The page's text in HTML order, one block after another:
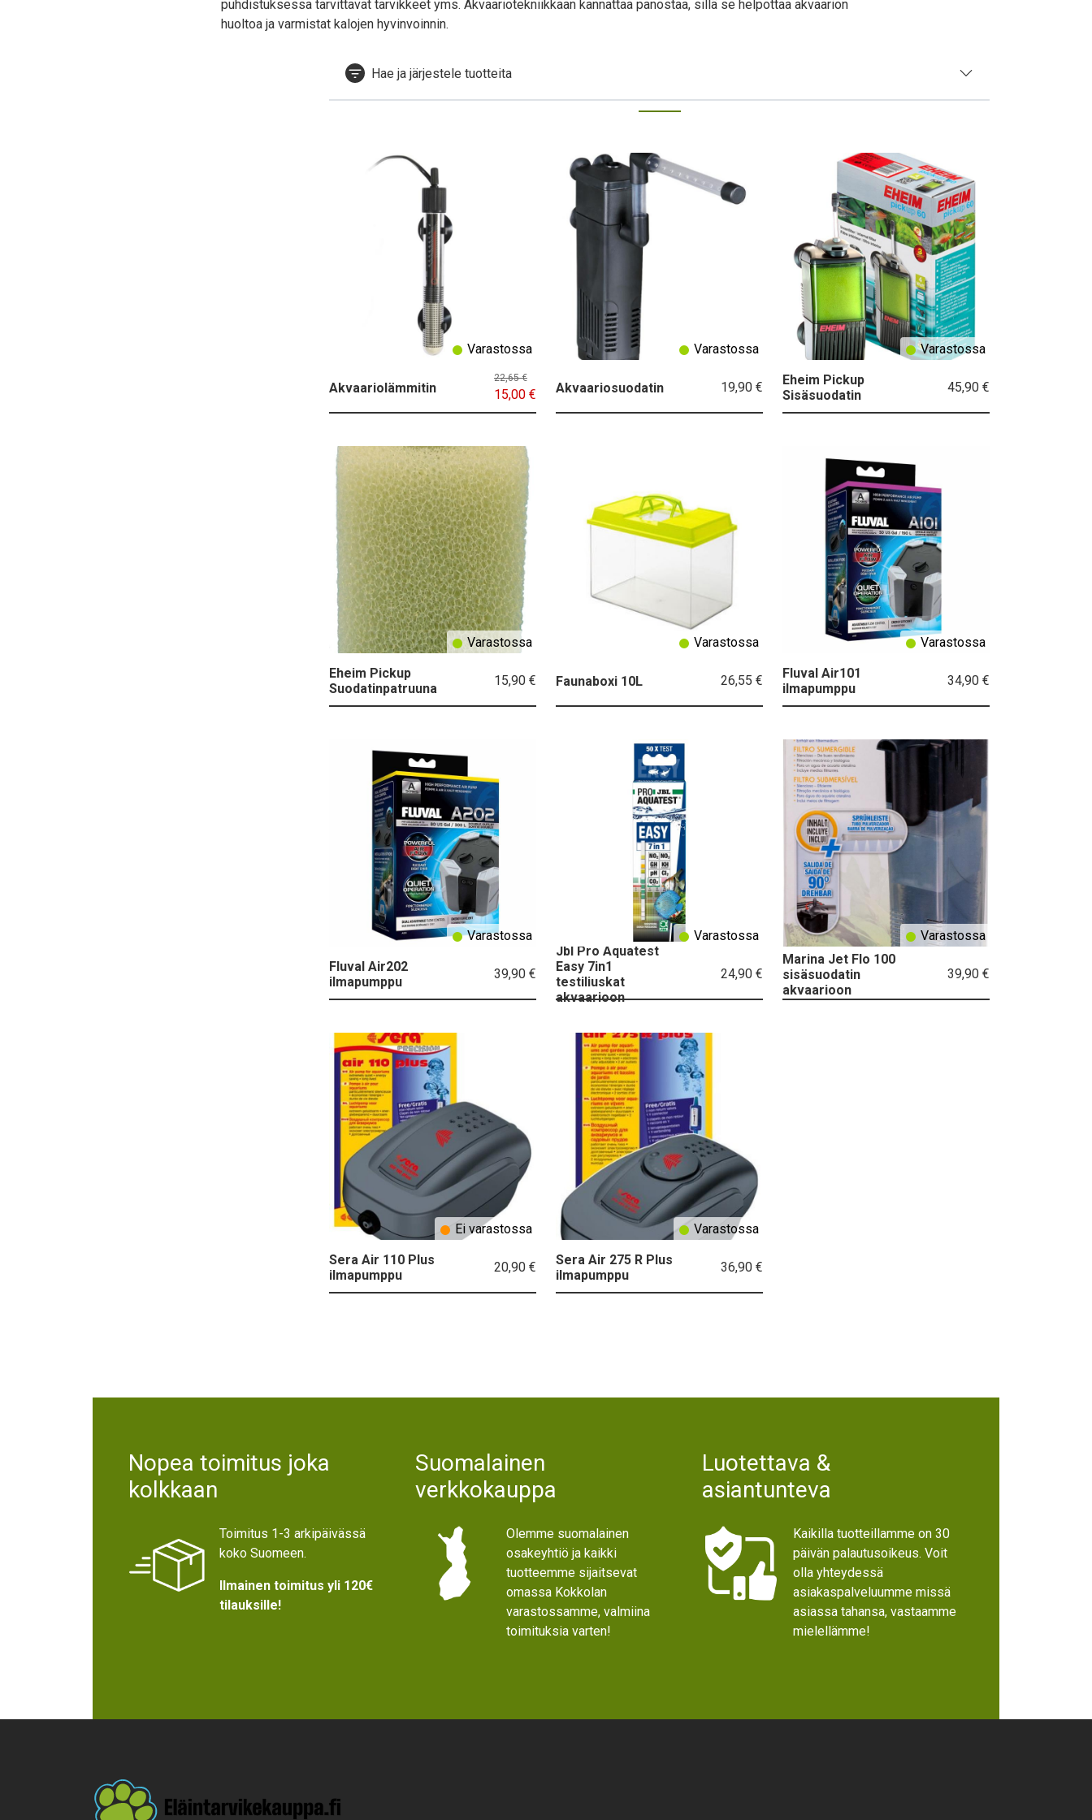
puhdistuksessa tarvittavat tarvikkeet yms. Akvaariotekniikkaan kannattaa panostaa, sillä se helpottaa akvaarion
huoltoa ja varmistat kalojen hyvinvoinnin.
Hae ja järjestele tuotteita
Akvaariolämmitin
22,65 €
15,00 €
Varastossa
Akvaariosuodatin 19,90 €
Varastossa
Eheim Pickup
Sisäsuodatin
45,90 €
Varastossa
Eheim Pickup
Suodatinpatruuna
15,90 €
Varastossa
Faunaboxi 10L 26,55 €
Varastossa
Fluval Air101
ilmapumppu
34,90 €
Varastossa
Fluval Air202
ilmapumppu
39,90 €
Varastossa
Jbl Pro Aquatest
Easy 7in1
testiliuskat
akvaarioon
24,90 €
Varastossa
Marina Jet Flo 100
sisäsuodatin
akvaarioon
39,90 €
Varastossa
Sera Air 110 Plus
ilmapumppu
20,90 €
Ei varastossa
Sera Air 275 R Plus
ilmapumppu
36,90 €
Varastossa
Nopea toimitus joka
kolkkaan
Toimitus 1-3 arkipäivässä
koko Suomeen.
Ilmainen toimitus yli 120€
tilauksille!
Suomalainen
verkkokauppa
Olemme suomalainen
osakeyhtiö ja kaikki
tuotteemme sijaitsevat
omassa Kokkolan
varastossamme, valmiina
toimituksia varten!
Luotettava &
asiantunteva
Kaikilla tuotteillamme on 30
päivän palautusoikeus. Voit
olla yhteydessä
asiakaspalveluumme missä
asiassa tahansa, vastaamme
mielellämme!